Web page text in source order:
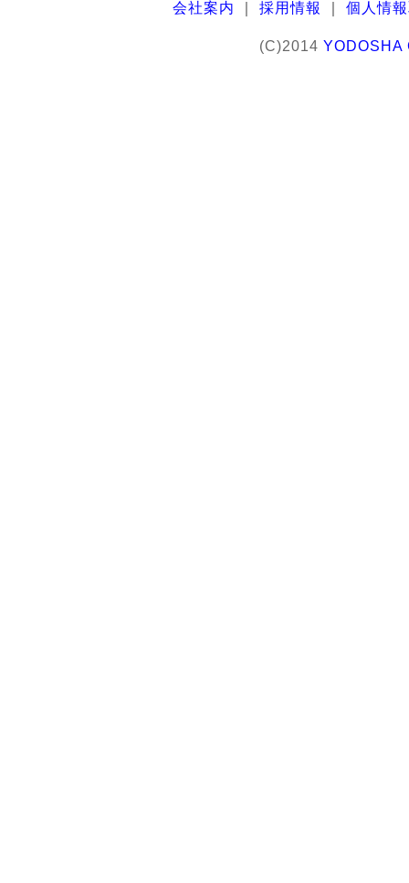
会社案内 ｜採用情報 ｜個人情
(C)2014YODOSHA